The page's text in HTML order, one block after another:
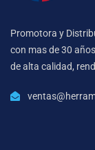
Promotora y
con mas de 30
de alta calidad,